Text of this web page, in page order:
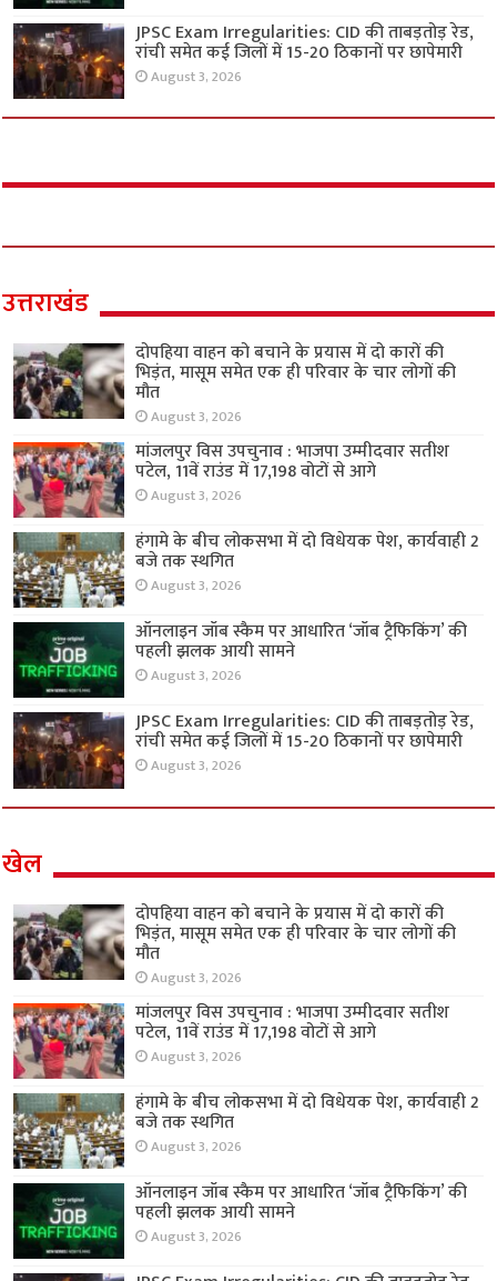
JPSC Exam Irregularities: CID की ताबड़तोड़ रेड,
रांची समेत कई जिलों में 15-20 ठिकानों पर छापेमारी
August 3, 2026
उत्तराखंड
दोपहिया वाहन को बचाने के प्रयास में दो कारों की
भिड़ंत, मासूम समेत एक ही परिवार के चार लोगों की
मौत
August 3, 2026
मांजलपुर विस उपचुनाव : भाजपा उम्मीदवार सतीश
पटेल, 11वें राउंड में 17,198 वोटों से आगे
August 3, 2026
हंगामे के बीच लोकसभा में दो विधेयक पेश, कार्यवाही 2
बजे तक स्थगित
August 3, 2026
ऑनलाइन जॉब स्कैम पर आधारित ‘जॉब ट्रैफिकिंग’ की
पहली झलक आयी सामने
August 3, 2026
JPSC Exam Irregularities: CID की ताबड़तोड़ रेड,
रांची समेत कई जिलों में 15-20 ठिकानों पर छापेमारी
August 3, 2026
खेल
दोपहिया वाहन को बचाने के प्रयास में दो कारों की
भिड़ंत, मासूम समेत एक ही परिवार के चार लोगों की
मौत
August 3, 2026
मांजलपुर विस उपचुनाव : भाजपा उम्मीदवार सतीश
पटेल, 11वें राउंड में 17,198 वोटों से आगे
August 3, 2026
हंगामे के बीच लोकसभा में दो विधेयक पेश, कार्यवाही 2
बजे तक स्थगित
August 3, 2026
ऑनलाइन जॉब स्कैम पर आधारित ‘जॉब ट्रैफिकिंग’ की
पहली झलक आयी सामने
August 3, 2026